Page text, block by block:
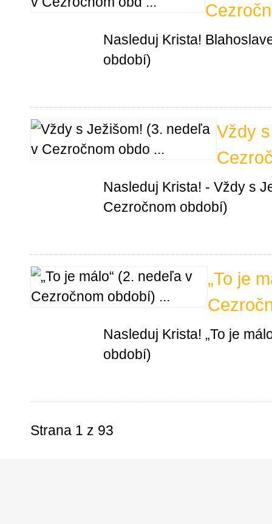
Nasleduj Krista!
období)
Vždy
Nasleduj Krista! - Vždy s
Cezročnom období)
„To je
Nasleduj Krista! „To je
období)
Strana 1 z 93